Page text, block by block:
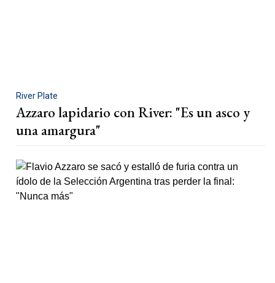
River Plate
Azzaro lapidario con River: "Es un asco y
una amargura"